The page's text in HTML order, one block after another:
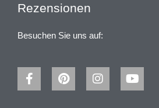
Rezensionen
Besuchen Sie uns auf: